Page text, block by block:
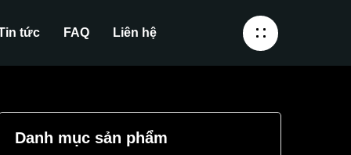
tức FAQ Liên hệ
Danh mục sản phẩm